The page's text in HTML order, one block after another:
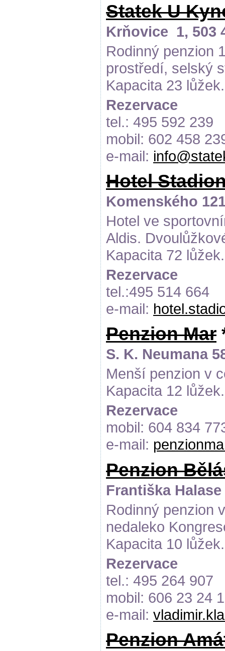
Statek U
Krňovice 1, 503
Rodinný penzion
prostředí, selský
Kapacita 23 lůžek.
Rezervace
tel.: 495 592 239
mobil: 602 458
e-mail:
Hotel
Komenského
Hotel ve
Aldis.
Kapacita 72 lůžek.
Rezervace
tel.:495 514 664
e-mail:
Penzion Mar
S. K. Neumana
Menší penzion v
Kapacita 12 lůžek.
Rezervace
mobil: 604 834
e-mail:
Penzion
Františka
Rodinný penzion
nedaleko
Kapacita 10 lůžek.
Rezervace
tel.: 495 264 907
mobil: 606 23 24
e-mail:
Penzion